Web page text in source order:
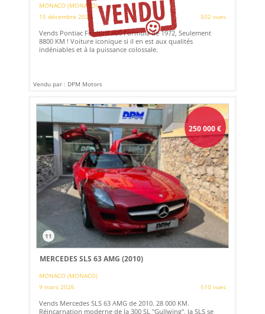
MONACO (MONACO)
15 décembre 2025
502 vues
Vends Pontiac Firebird 400 Formula de 1972, Seulement
8800 KM ! Voiture iconique si il en est aux qualités
indéniables et à la puissance colossale.
Vendu par : DPM Motors
250 000€
11
MERCEDES SLS 63 AMG (2010)
MONACO (MONACO)
9 mars 2026
510 vues
Vends Mercedes SLS 63 AMG de 2010. 28 000 KM.
Réincarnation moderne de la 300 SL "Gullwing", la SLS se